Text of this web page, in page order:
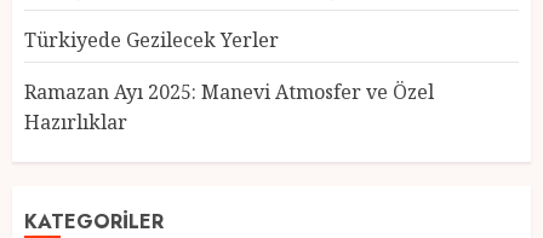
Türkiyede Gezilecek Yerler
Ramazan Ayı 2025: Manevi Atmosfer ve Özel
Hazırlıklar
KATEGORILER
Türkiye’nin En Güzel Kedileri
Seçildi
12 MART 2025